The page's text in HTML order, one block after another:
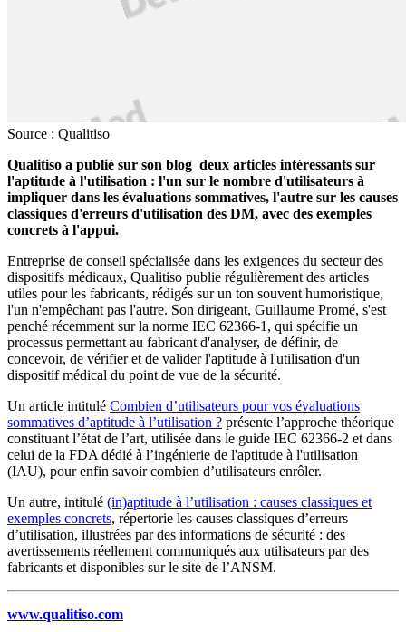
Source : Qualitiso
Qualitiso a publié sur son blog deux articles intéressants sur
l'aptitude à l'utilisation : l'un sur le nombre d'utilisateurs à
impliquer dans les évaluations sommatives, l'autre sur les causes
classiques d'erreurs d'utilisation des DM, avec des exemples
concrets à l'appui.
Entreprise de conseil spécialisée dans les exigences du secteur des
dispositifs médicaux, Qualitiso publie régulièrement des articles
utiles pour les fabricants, rédigés sur un ton souvent humoristique,
l'un n'empêchant pas l'autre. Son dirigeant, Guillaume Promé, s'est
penché récemment sur la norme IEC 62366-1, qui spécifie un
processus permettant au fabricant d'analyser, de définir, de
concevoir, de vérifier et de valider l'aptitude à l'utilisation d'un
dispositif médical du point de vue de la sécurité.
Un article intitulé Combien d’utilisateurs pour vos évaluations
sommatives d’aptitude à l’utilisation ? présente l’approche théorique
constituant l’état de l’art, utilisée dans le guide IEC 62366-2 et dans
celui de la FDA dédié à l’ingénierie de l'aptitude à l'utilisation
(IAU), pour enfin savoir combien d’utilisateurs enrôler.
Un autre, intitulé (in)aptitude à l’utilisation : causes classiques et
exemples concrets, répertorie les causes classiques d’erreurs
d’utilisation, illustrées par des informations de sécurité : des
avertissements réellement communiqués aux utilisateurs par des
fabricants et disponibles sur le site de l’ANSM.
www.qualitiso.com